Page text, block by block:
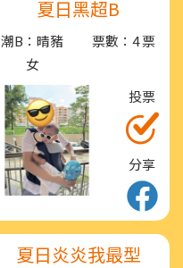
夏日黑超B
潮B：晴豬
女
票數：4 票
投票
分享
夏日炎炎我最型